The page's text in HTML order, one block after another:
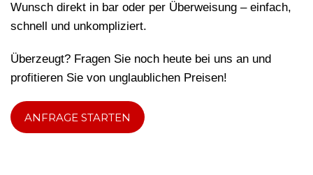
Wunsch direkt in bar oder per Überweisung – einfach,
schnell und unkompliziert.
Überzeugt? Fragen Sie noch heute bei uns an und
profitieren Sie von unglaublichen Preisen!
ANFRAGE STARTEN